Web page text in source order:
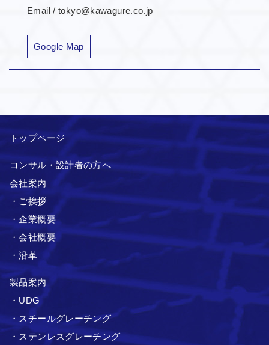
Email / tokyo@kawagure.co.jp
Google Map
トップページ
コンサル・設計者の方へ
会社案内
・ご挨拶
・企業概要
・会社概要
・沿革
製品案内
・UDG
・スチールグレーチング
・ステンレスグレーチング